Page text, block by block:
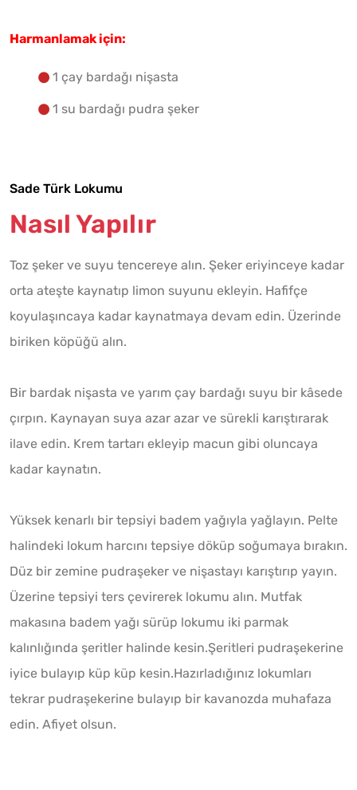
Harmanlamak için:
1 çay bardağı nişasta
1 su bardağı pudra şeker
Sade Türk Lokumu
Nasıl Yapılır
Toz şeker ve suyu tencereye alın. Şeker eriyinceye kadar
orta ateşte kaynatıp limon suyunu ekleyin. Hafifçe
koyulaşıncaya kadar kaynatmaya devam edin. Üzerinde
biriken köpüğü alın.
Bir bardak nişasta ve yarım çay bardağı suyu bir kâsede
çırpın. Kaynayan suya azar azar ve sürekli karıştırarak
ilave edin. Krem tartarı ekleyip macun gibi oluncaya
kadar kaynatın.
Yüksek kenarlı bir tepsiyi badem yağıyla yağlayın. Pelte
halindeki lokum harcını tepsiye döküp soğumaya bırakın.
Düz bir zemine pudraşeker ve nişastayı karıştırıp yayın.
Üzerine tepsiyi ters çevirerek lokumu alın. Mutfak
makasına badem yağı sürüp lokumu iki parmak
kalınlığında şeritler halinde kesin.Şeritleri pudraşekerine
iyice bulayıp küp küp kesin.Hazırladığınız lokumları
tekrar pudraşekerine bulayıp bir kavanozda muhafaza
edin. Afiyet olsun.